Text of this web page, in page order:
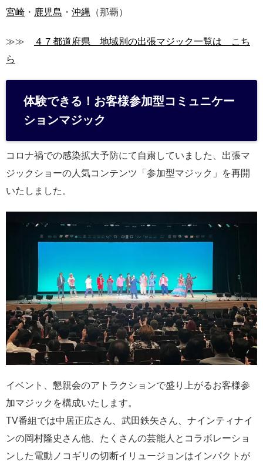
宮崎 ・ 鹿児島 ・ 沖縄 （那覇）
≫≫
４７都道府県 地域別の出張マジック一覧は こち
ら
体験できる！お客様参加型コミュニケー
ションマジック
コロナ禍での感染拡大予防にて自粛していました、出張マ
ジックショーの人気コンテンツ「参加型マジック」を再開
いたしました。
イベント、懇親会のアトラクションで盛り上がるお客様参
加マジックを構成いたします。
TV番組では中居正広さん、武田鉄矢さん、ナインティナイ
ンの岡村隆史さん他、たくさんの芸能人とコラボレーショ
ンした電動ノコギリの切断イリュージョンはインパクトが